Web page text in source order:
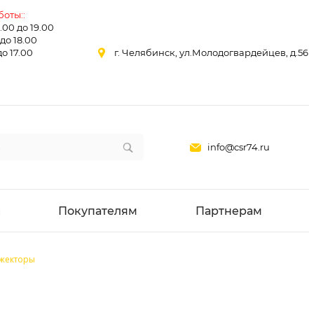
до 19.00
18.00
17.00
г. Челябинск, ул.Молодогвардейцев, д.56
info@csr74.ru
Покупателям Партнерам